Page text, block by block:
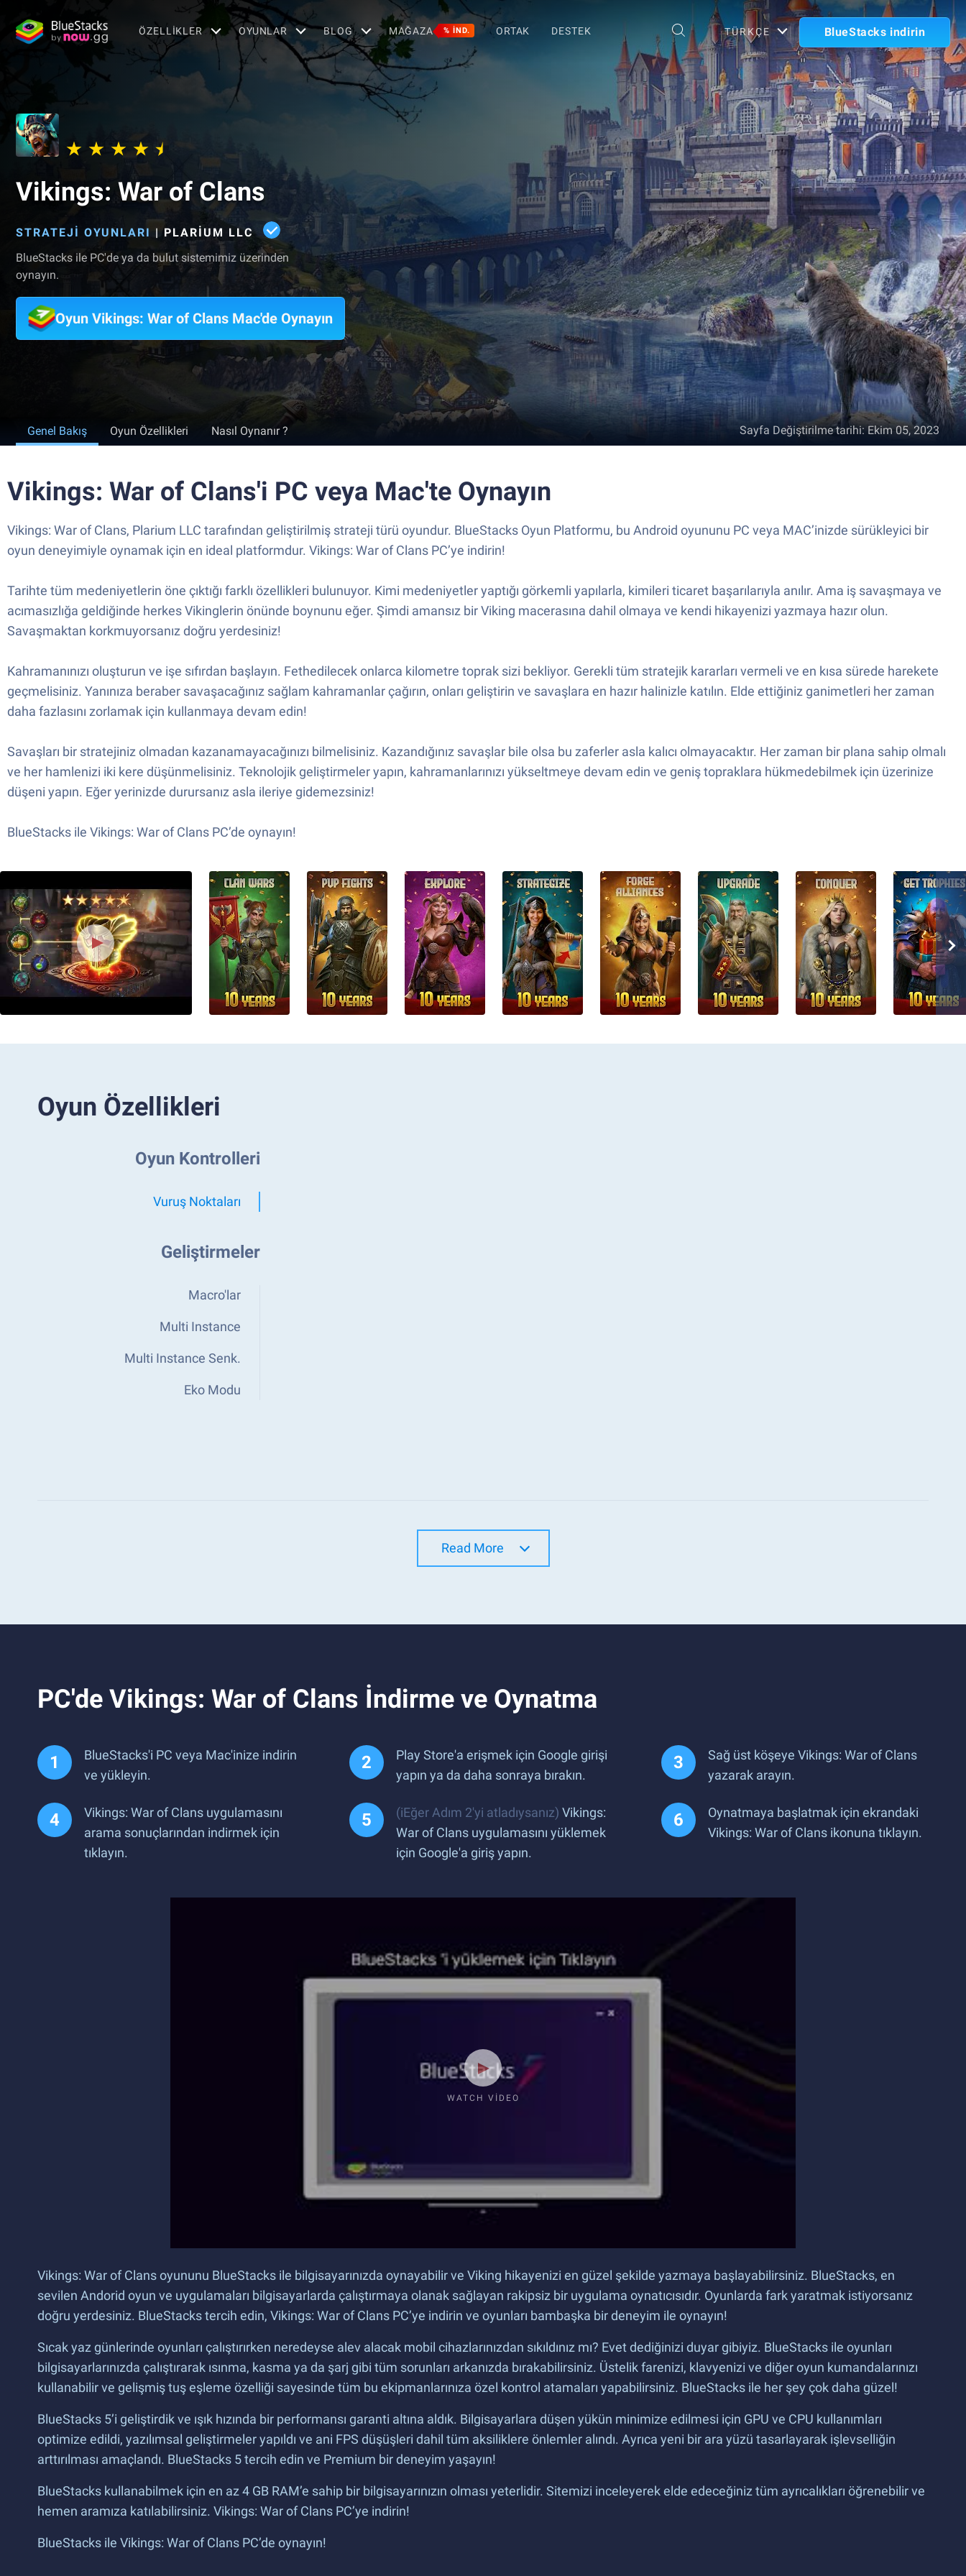
ÖZELLIKLER OYUNLAR BLOG MAĞAZA % IND. ORTAK DESTEK TÜRKÇE BlueStacks indirin
Vikings: War of Clans
STRATEJI OYUNLARI |
PLARIUM LLC
BlueStacks ile PC'de ya da bulut sistemimiz üzerinden
oynayın.
Oyun Vikings: War of Clans Mac'de Oynayın
Genel Bakış Oyun Özellikleri Nasıl Oynanır ? Sayfa Değiştirilme tarihi:Ekim 05, 2023
Vikings: War of Clans'i PC veya Mac'te Oynayın
Vikings: War of Clans, Plarium LLC tarafından geliştirilmiş strateji türü oyundur. BlueStacks Oyun Platformu, bu Android oyununu PC veya MAC’inizde sürükleyici bir
oyun deneyimiyle oynamak için en ideal platformdur. Vikings: War of Clans PC’ye indirin!
Tarihte tüm medeniyetlerin öne çıktığı farklı özellikleri bulunuyor. Kimi medeniyetler yaptığı görkemli yapılarla, kimileri ticaret başarılarıyla anılır. Ama iş savaşmaya ve
acımasızlığa geldiğinde herkes Vikinglerin önünde boynunu eğer. Şimdi amansız bir Viking macerasına dahil olmaya ve kendi hikayenizi yazmaya hazır olun.
Savaşmaktan korkmuyorsanız doğru yerdesiniz!
Kahramanınızı oluşturun ve işe sıfırdan başlayın. Fethedilecek onlarca kilometre toprak sizi bekliyor. Gerekli tüm stratejik kararları vermeli ve en kısa sürede harekete
geçmelisiniz. Yanınıza beraber savaşacağınız sağlam kahramanlar çağırın, onları geliştirin ve savaşlara en hazır halinizle katılın. Elde ettiğiniz ganimetleri her zaman
daha fazlasını zorlamak için kullanmaya devam edin!
Savaşları bir stratejiniz olmadan kazanamayacağınızı bilmelisiniz. Kazandığınız savaşlar bile olsa bu zaferler asla kalıcı olmayacaktır. Her zaman bir plana sahip olmalı
ve her hamlenizi iki kere düşünmelisiniz. Teknolojik geliştirmeler yapın, kahramanlarınızı yükseltmeye devam edin ve geniş topraklara hükmedebilmek için üzerinize
düşeni yapın. Eğer yerinizde durursanız asla ileriye gidemezsiniz!
BlueStacks ile Vikings: War of Clans PC’de oynayın!
Oyun Özellikleri
Oyun Kontrolleri
Vuruş Noktaları
Geliştirmeler
Macro'lar
Multi Instance
Multi Instance Senk.
Eko Modu
Read More
PC'de Vikings: War of Clans İndirme ve Oynatma
BlueStacks'i PC veya Mac'inize indirin
ve yükleyin.
Play Store'a erişmek için Google girişi
yapın ya da daha sonraya bırakın.
Sağ üst köşeye Vikings: War of Clans
yazarak arayın.
Vikings: War of Clans uygulamasını
arama sonuçlarından indirmek için
tıklayın.
(iEğer Adım 2'yi atladıysanız) Vikings:
War of Clans uygulamasını yüklemek
için Google'a giriş yapın.
Oynatmaya başlatmak için ekrandaki
Vikings: War of Clans ikonuna tıklayın.
WATCH VIDEO
Vikings: War of Clans oyununu BlueStacks ile bilgisayarınızda oynayabilir ve Viking hikayenizi en güzel şekilde yazmaya başlayabilirsiniz. BlueStacks, en
sevilen Andorid oyun ve uygulamaları bilgisayarlarda çalıştırmaya olanak sağlayan rakipsiz bir uygulama oynatıcısıdır. Oyunlarda fark yaratmak istiyorsanız
doğru yerdesiniz. BlueStacks tercih edin, Vikings: War of Clans PC’ye indirin ve oyunları bambaşka bir deneyim ile oynayın!
Sıcak yaz günlerinde oyunları çalıştırırken neredeyse alev alacak mobil cihazlarınızdan sıkıldınız mı? Evet dediğinizi duyar gibiyiz. BlueStacks ile oyunları
bilgisayarlarınızda çalıştırarak ısınma, kasma ya da şarj gibi tüm sorunları arkanızda bırakabilirsiniz. Üstelik farenizi, klavyenizi ve diğer oyun kumandalarınızı
kullanabilir ve gelişmiş tuş eşleme özelliği sayesinde tüm bu ekipmanlarınıza özel kontrol atamaları yapabilirsiniz. BlueStacks ile her şey çok daha güzel!
BlueStacks 5’i geliştirdik ve ışık hızında bir performansı garanti altına aldık. Bilgisayarlara düşen yükün minimize edilmesi için GPU ve CPU kullanımları
optimize edildi, yazılımsal geliştirmeler yapıldı ve ani FPS düşüşleri dahil tüm aksiliklere önlemler alındı. Ayrıca yeni bir ara yüzü tasarlayarak işlevselliğin
arttırılması amaçlandı. BlueStacks 5 tercih edin ve Premium bir deneyim yaşayın!
BlueStacks kullanabilmek için en az 4 GB RAM’e sahip bir bilgisayarınızın olması yeterlidir. Sitemizi inceleyerek elde edeceğiniz tüm ayrıcalıkları öğrenebilir ve
hemen aramıza katılabilirsiniz. Vikings: War of Clans PC’ye indirin!
BlueStacks ile Vikings: War of Clans PC’de oynayın!